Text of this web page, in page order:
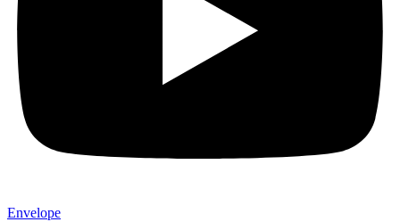
Envelope